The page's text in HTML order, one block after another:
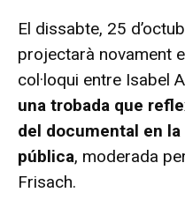
El dissabte, 25
projectarà novament
col·loqui entre Isabel
una trobada que
del documental en
pública, moderada
Frisach.